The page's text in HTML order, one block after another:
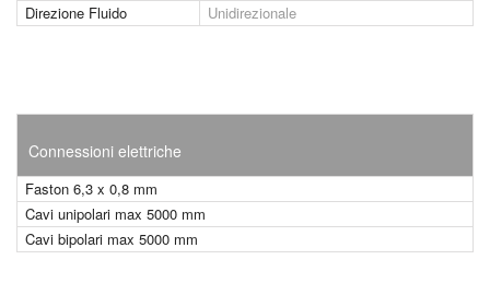
Direzione Fluido
Unidirezionale
Connessioni elettriche
Faston 6,3 x 0,8 mm
Cavi unipolari max 5000 mm
Cavi bipolari max 5000 mm